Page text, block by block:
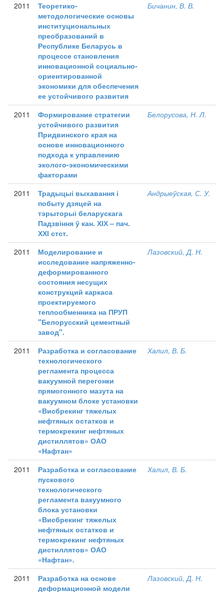
2011
Теоретико-
методологические основы
институциональных
преобразований в
Республике Беларусь в
процессе становления
инновационной социально-
ориентированной
экономики для обеспечения
ее устойчивого развития
Бичанин, В. В.
2011
Формирование стратегии
устойчивого развития
Придвинского края на
основе инновационного
подхода к управлению
эколого-экономическими
факторами
Белорусова, Н. Л.
2011
Традыцыі выхавання і
побыту дзяцей на
тэрыторыі беларускага
Падзвіння ў кан. ХІХ – пач.
ХХІ стст.
Андрыеўская, С. У.
2011
Моделирование и
исследование напряженно-
деформированного
состояния несущих
конструкций каркаса
проектируемого
теплообменника на ПРУП
"Белорусский цементный
завод".
Лазовский, Д. Н.
2011
Разработка и согласование
технологического
регламента процесса
вакуумной перегонки
прямогонного мазута на
вакуумном блоке установки
«Висбрекинг тяжелых
нефтяных остатков и
термокрекинг нефтяных
дистиллятов» ОАО
«Нафтан»
Халил, В. Б.
2011
Разработка и согласование
пускового
технологического
регламента вакуумного
блока установки
«Висбрекинг тяжелых
нефтяных остатков и
термокрекинг нефтяных
дистиллятов» ОАО
«Нафтан».
Халил, В. Б.
2011
Разработка на основе
деформационной модели
Лазовский, Д. Н.